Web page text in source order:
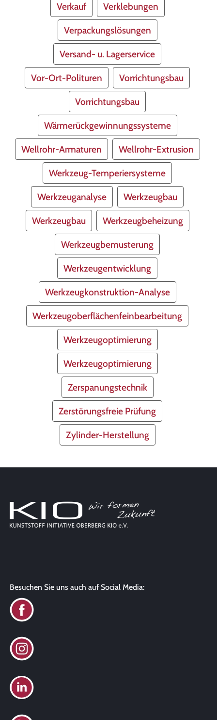
Verkauf Verklebungen
Verpackungslösungen
Versand- u. Lagerservice
Vor-Ort-Polituren Vorrichtungsbau
Vorrichtungsbau
Wärmerückgewinnungssysteme
Wellrohr-Armaturen Wellrohr-Extrusion
Werkzeug-Temperiersysteme
Werkzeuganalyse Werkzeugbau
Werkzeugbau Werkzeugbeheizung
Werkzeugbemusterung
Werkzeugentwicklung
Werkzeugkonstruktion-Analyse
Werkzeugoberflächenfeinbearbeitung
Werkzeugoptimierung
Werkzeugoptimierung
Zerspanungstechnik
Zerstörungsfreie Prüfung
Zylinder-Herstellung
Besuchen Sie uns auch auf Social Media: